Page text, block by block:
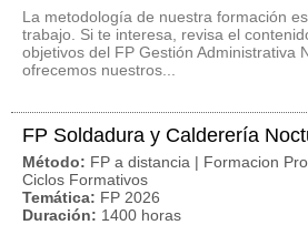
La metodología de nuestra formación
trabajo. Si te interesa, revisa el
objetivos del FP Gestión Administrativa
ofrecemos nuestros...
FP Soldadura y Calderería
Método: FP a distancia | Formacion
Ciclos Formativos
Temática: FP 2026
Duración: 1400 horas